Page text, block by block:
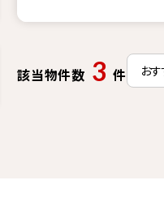
該当物件数 3 件